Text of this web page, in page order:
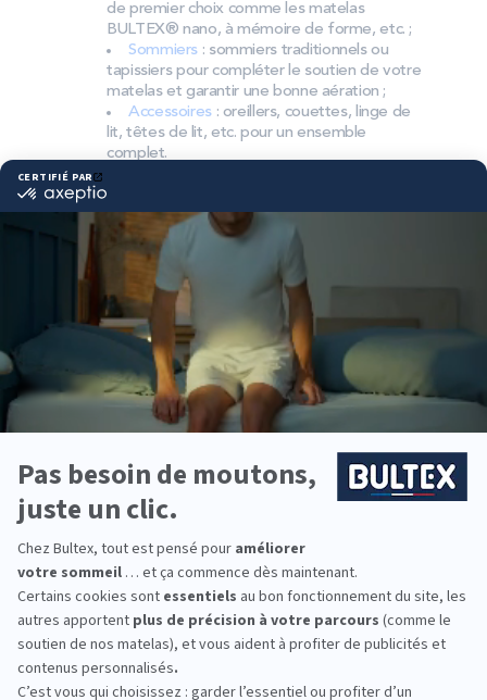
de premier choix comme les matelas
BULTEX® nano, à mémoire de forme, etc. ;
Sommiers : sommiers traditionnels ou
tapissiers pour compléter le soutien de votre
matelas et garantir une bonne aération ;
Accessoires: oreillers, couettes, linge de
lit, têtes de lit, etc. pour un ensemble
complet.
Pourquoi choisir Bultex
comme literie ?
Bultex est l’une des marques de literie les plus
détenues par les Français*. Son savoir‑faire et ses
technologies exclusives accompagnent le sommeil
depuis des décennies.
Chaque dormeur peut choisir sa fermeté parmi une
large palette et associer son matelas au sommier
adéquat. Ce duo matelas‑sommier favorise un
soutien homogène, durable et confortable.
Que vous équipiez une chambre parentale, une
Bultex permet d’aménager chaque couchage avec
cohérence.
*Marque la plus détenue: 18 599 personnes
Iligo.
LA HALLE AU SOMMEIL :
essayez avant d’acheter
Passez en magasin pour comparer les sensations
directement sur place. Prenez quelques minutes
allongé sur plusieurs matelas et validez la fermeté